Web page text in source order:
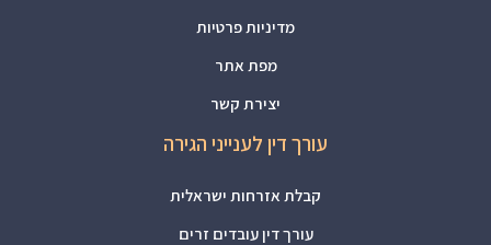
מדיניות פרטיות
מפת אתר
יצירת קשר
עורך דין לענייני הגירה
קבלת אזרחות ישראלית
עורך דין עובדים זרים